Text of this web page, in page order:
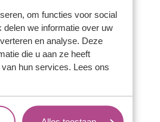
om functies voor social
we informatie over uw
en analyse. Deze
die u aan ze heeft
hun services. Lees ons